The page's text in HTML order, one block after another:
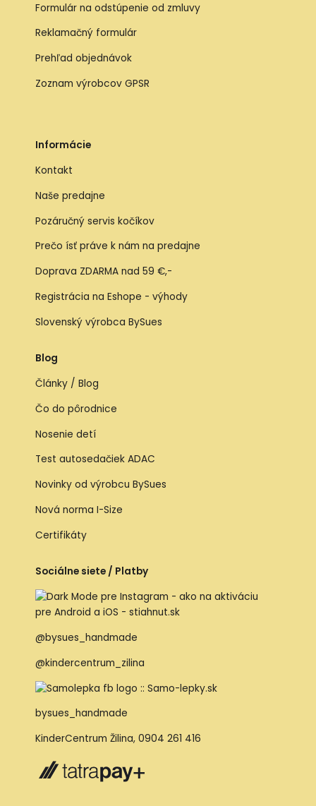
Formulár na odstúpenie od zmluvy
Reklamačný formulár
Prehľad objednávok
Zoznam výrobcov GPSR
Informácie
Kontakt
Naše predajne
Pozáručný servis kočíkov
Prečo ísť práve k nám na predajne
Doprava ZDARMA nad 59 €,-
Registrácia na Eshope - výhody
Slovenský výrobca BySues
Blog
Články / Blog
Čo do pôrodnice
Nosenie detí
Test autosedačiek ADAC
Novinky od výrobcu BySues
Nová norma I-Size
Certifikáty
Sociálne siete / Platby
@bysues_handmade
@kindercentrum_zilina
bysues_handmade
KinderCentrum Žilina, 0904 261 416